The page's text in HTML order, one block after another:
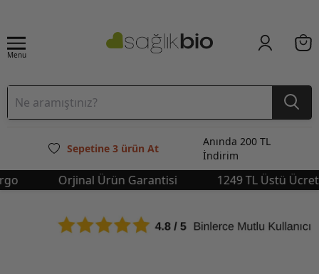
Menu
Sepetine 3 ürün At
Anında 200 TL
İndirim
Orjinal Ürün Garantisi 1249 TL Üstü Ücretsiz